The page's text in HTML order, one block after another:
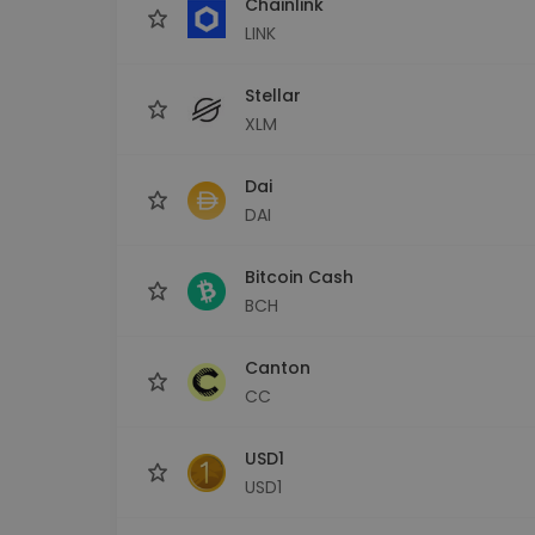
LINK
Stellar
XLM
Dai
DAI
Bitcoin Cash
BCH
Canton
CC
USD1
USD1